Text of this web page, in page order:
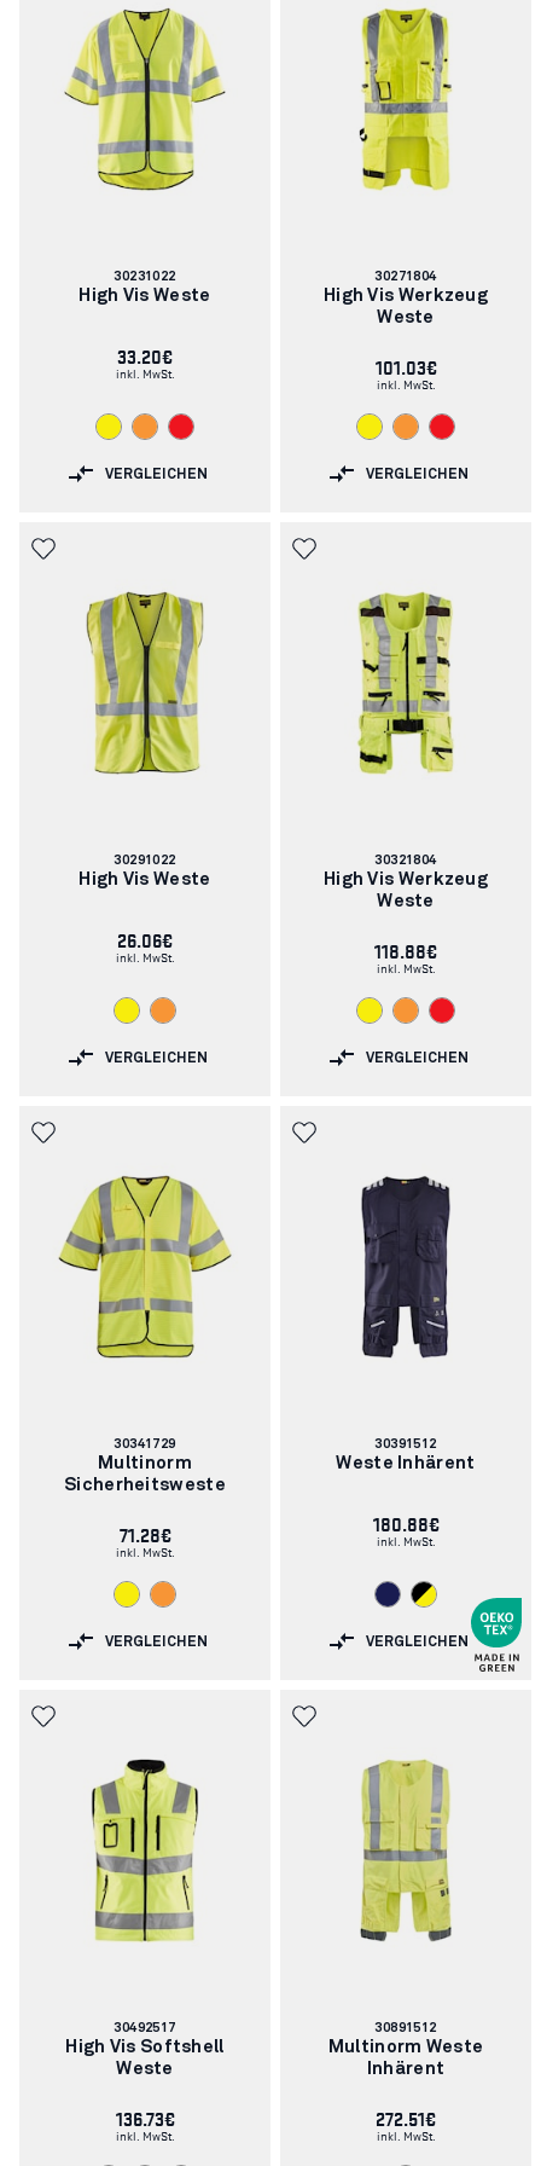
Artikelnummer:
30231022
High Vis Weste
33.20€
inkl. MwSt.
VERGLEICHEN
Artikelnummer:
30271804
High Vis Werkzeug
Weste
101.03€
inkl. MwSt.
VERGLEICHEN
Artikelnummer:
30291022
High Vis Weste
26.06€
inkl. MwSt.
VERGLEICHEN
Artikelnummer:
30321804
High Vis Werkzeug
Weste
118.88€
inkl. MwSt.
VERGLEICHEN
Artikelnummer:
30341729
Multinorm
Sicherheitsweste
71.28€
inkl. MwSt.
VERGLEICHEN
Artikelnummer:
30391512
Weste Inhärent
180.88€
inkl. MwSt.
VERGLEICHEN
Artikelnummer:
30492517
High Vis Softshell
Weste
136.73€
inkl. MwSt.
Artikelnummer:
30891512
Multinorm Weste
Inhärent
272.51€
inkl. MwSt.